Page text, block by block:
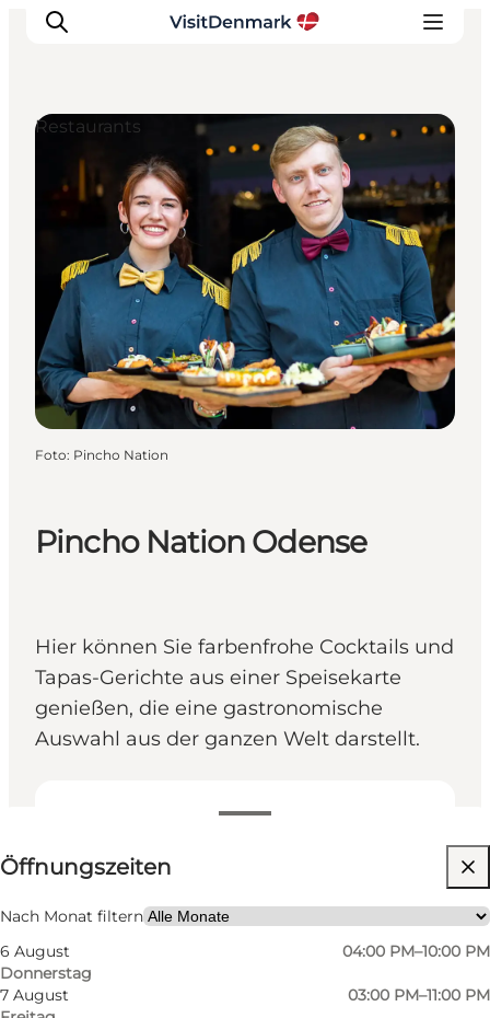
Inspiration
Regionen
Erlebnisse
Unterkünfte
Reiseplanung
Pincho Nation Odense
Hier können Sie farbenfrohe Cocktails und
Tapas-Gerichte aus einer Speisekarte
genießen, die eine gastronomische
Auswahl aus der ganzen Welt darstellt.
Öffnungszeiten anzeigen
Öffnungszeiten
Nach Monat filtern
6 August
Donnerstag
04:00 PM–10:00 PM
7 August
03:00 PM–11:00 PM
Website besuchen
Freunde, Kinder
Restaurants
Foto: Pincho Nation